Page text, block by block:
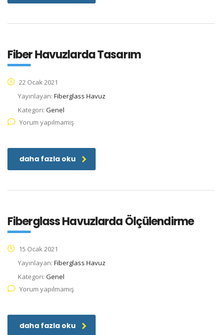
Fiber Havuzlarda Tasarım
22 Ocak 2021
Yayınlayan: Fiberglass Havuz
Kategori: Genel
Yorum yapılmamış
daha fazla oku
Fiberglass Havuzlarda Ölçülendirme
15 Ocak 2021
Yayınlayan: Fiberglass Havuz
Kategori: Genel
Yorum yapılmamış
daha fazla oku